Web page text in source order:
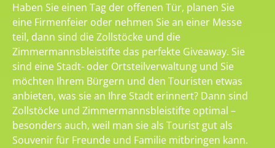
Haben Sie einen Tag der offenen Tür, planen Sie
eine Firmenfeier oder nehmen Sie an einer Messe
teil, dann sind die Zollstöcke und die
Zimmermannsbleistifte das perfekte Giveaway. Sie
sind eine Stadt- oder Ortsteilverwaltung und Sie
möchten Ihrem Bürgern und den Touristen etwas
anbieten, was sie an Ihre Stadt erinnert? Dann sind
Zollstöcke und Zimmermannsbleistifte optimal –
besonders auch, weil man sie als Tourist gut als
Souvenir für Freunde und Familie mitbringen kann.